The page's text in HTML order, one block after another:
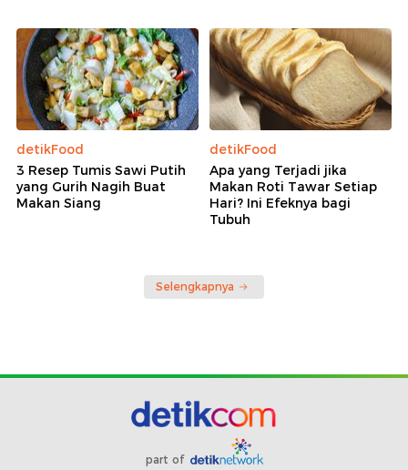
detikFood
3 Resep Tumis Sawi Putih
yang Gurih Nagih Buat
Makan Siang
detikFood
Apa yang Terjadi jika
Makan Roti Tawar Setiap
Hari? Ini Efeknya bagi
Tubuh
Selengkapnya
part of